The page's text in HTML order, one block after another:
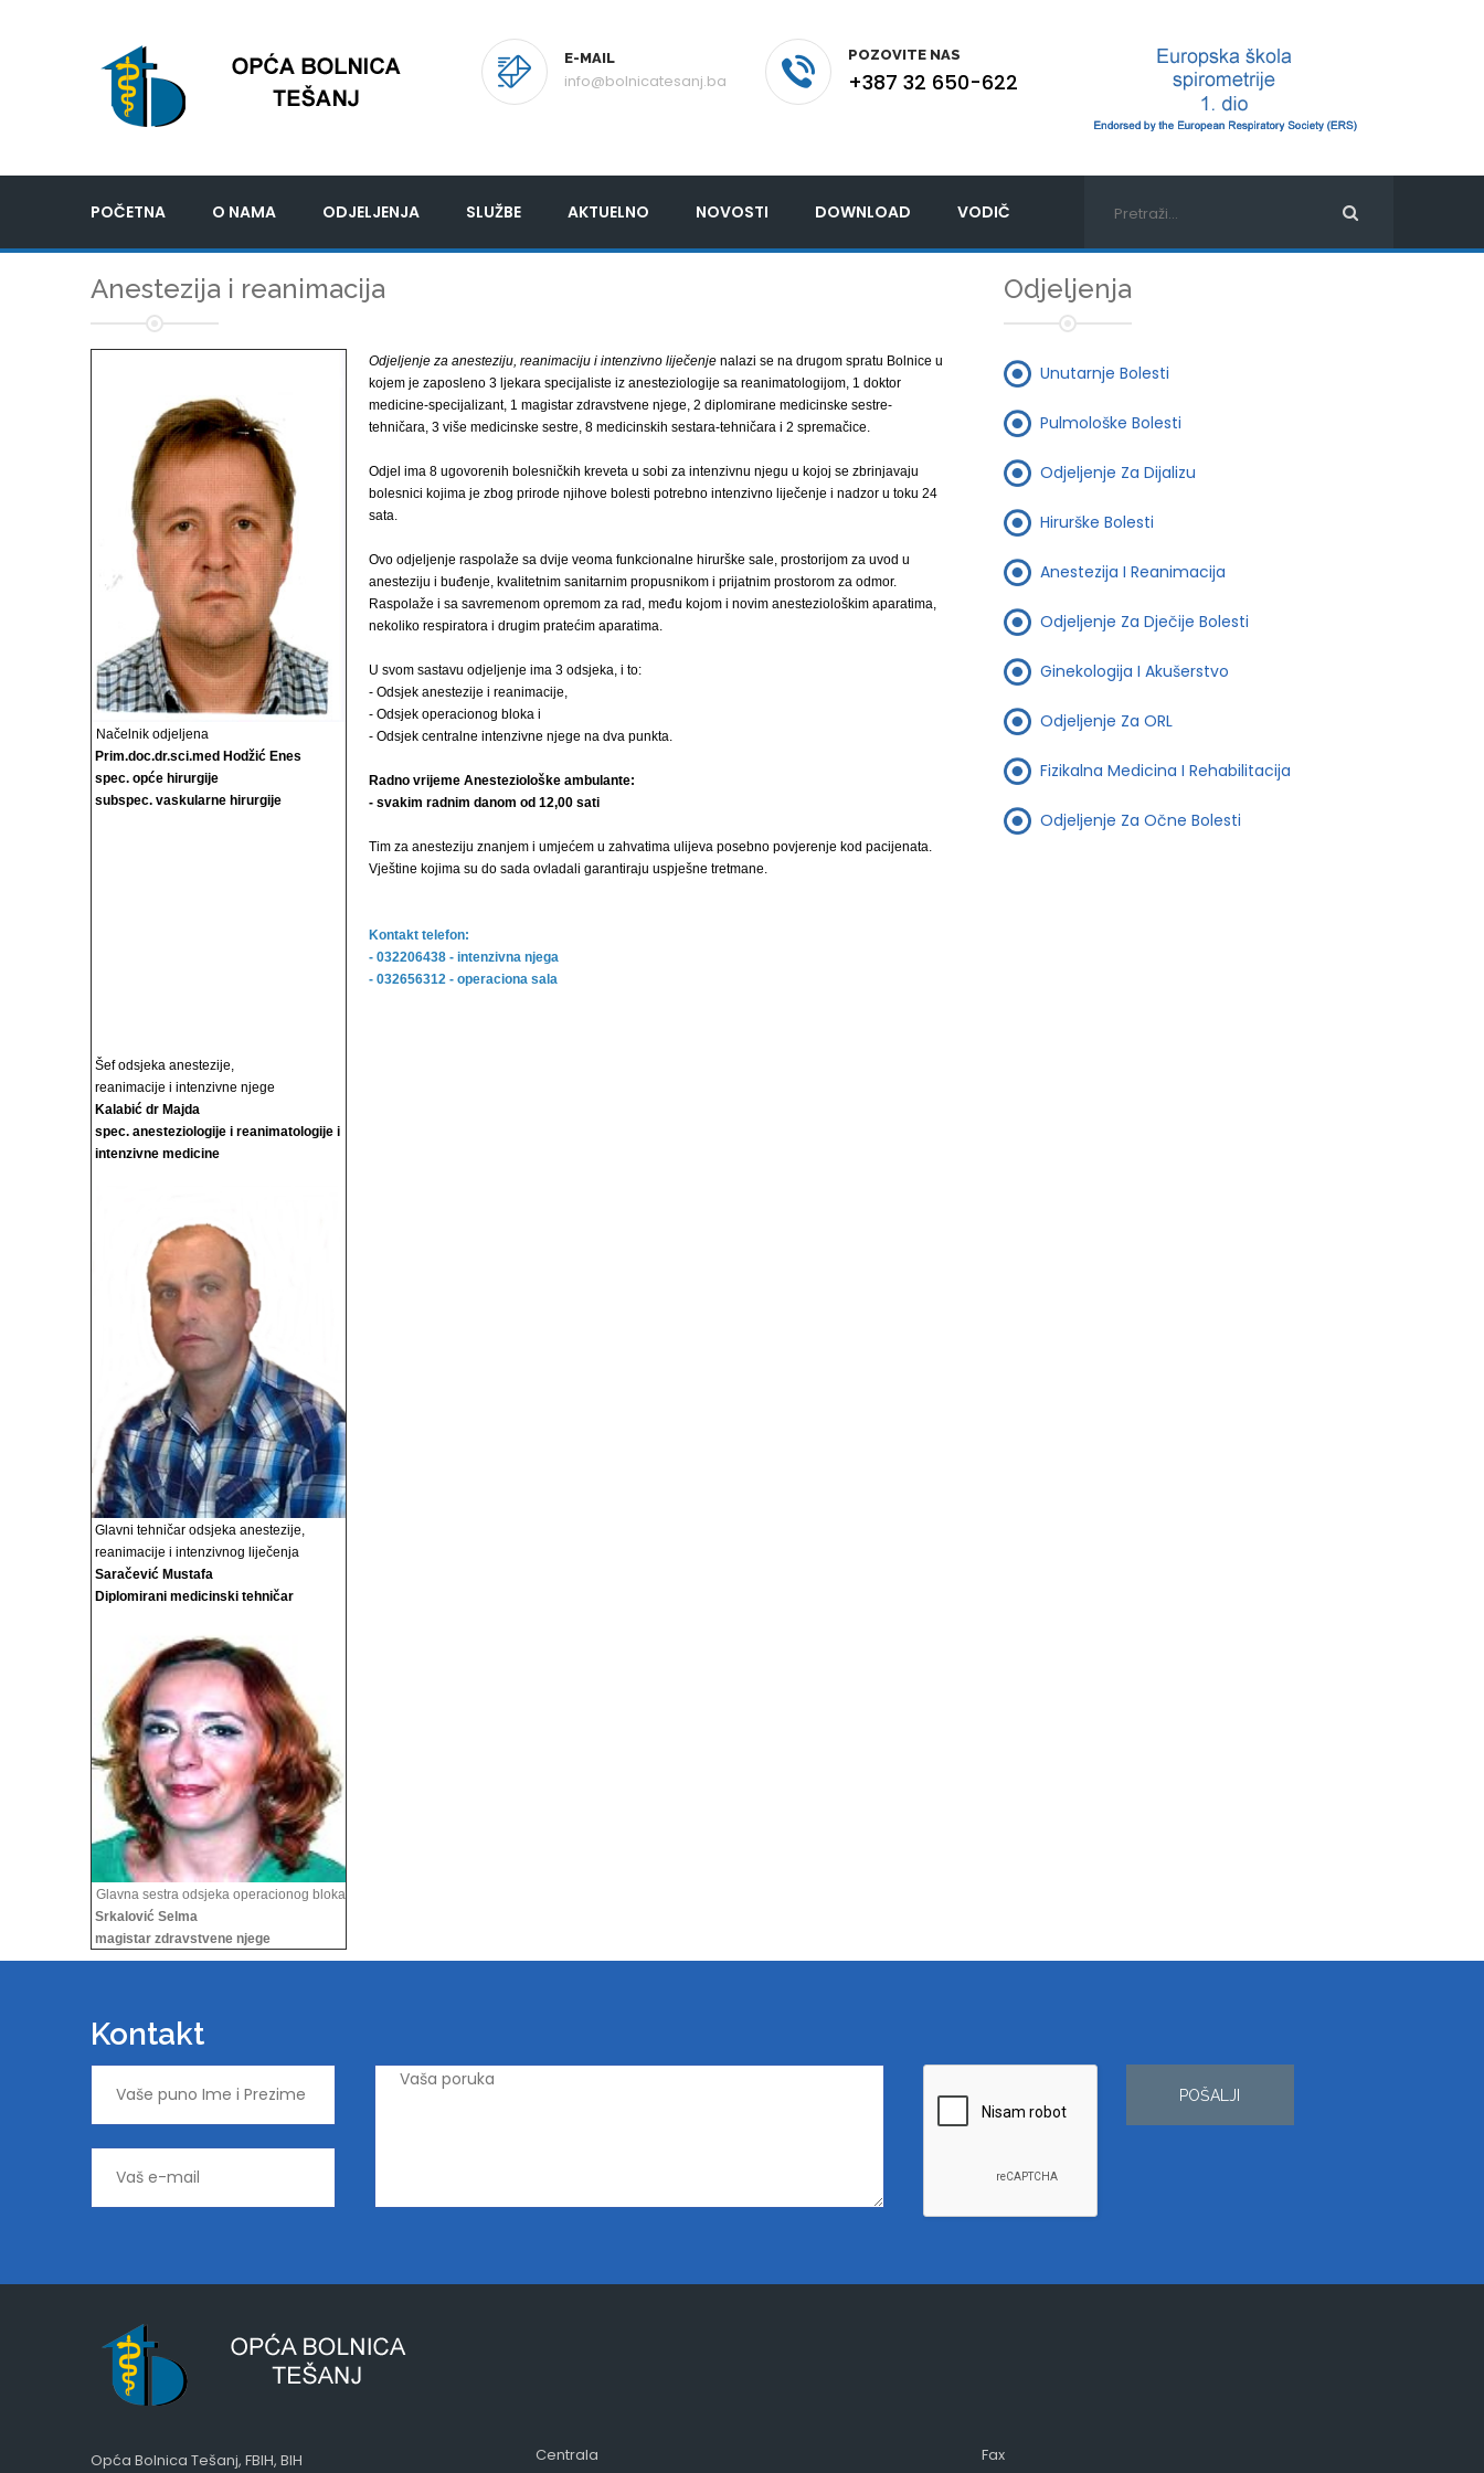
E-MAIL
info@bolnicatesanj.ba
POZOVITE NAS
+387 32 650-622
POČETNA O NAMA ODJELJENJA SLUŽBE AKTUELNO NOVOSTI DOWNLOAD VODIČ
Anestezija i reanimacija
Načelnik odjeljena
Prim.doc.dr.sci.med Hodžić Enes
spec. opće hirurgije
subspec. vaskularne hirurgije
Šef odsjeka anestezije,
reanimacije i intenzivne njege
Kalabić dr Majda
spec. anesteziologije i reanimatologije i
intenzivne medicine
Glavni tehničar odsjeka anestezije,
reanimacije i intenzivnog liječenja
Saračević Mustafa
Diplomirani medicinski tehničar
Glavna sestra odsjeka operacionog bloka
Srkalović Selma
magistar zdravstvene njege
Odjeljenje za anesteziju, reanimaciju i intenzivno liječenje nalazi se na drugom spratu Bolnice u
kojem je zaposleno 3 ljekara specijaliste iz anesteziologije sa reanimatologijom, 1 doktor
medicine-specijalizant, 1 magistar zdravstvene njege, 2 diplomirane medicinske sestre-
tehničara, 3 više medicinske sestre, 8 medicinskih sestara-tehničara i 2 spremačice.
Odjel ima 8 ugovorenih bolesničkih kreveta u sobi za intenzivnu njegu u kojoj se zbrinjavaju
bolesnici kojima je zbog prirode njihove bolesti potrebno intenzivno liječenje i nadzor u toku 24
sata.
Ovo odjeljenje raspolaže sa dvije veoma funkcionalne hirurške sale, prostorijom za uvod u
anesteziju i buđenje, kvalitetnim sanitarnim propusnikom i prijatnim prostorom za odmor.
Raspolaže i sa savremenom opremom za rad, među kojom i novim anesteziološkim aparatima,
nekoliko respiratora i drugim pratećim aparatima.
U svom sastavu odjeljenje ima 3 odsjeka, i to:
- Odsjek anestezije i reanimacije,
- Odsjek operacionog bloka i
- Odsjek centralne intenzivne njege na dva punkta.
Radno vrijeme Anesteziološke ambulante:
- svakim radnim danom od 12,00 sati
Tim za anesteziju znanjem i umjećem u zahvatima ulijeva posebno povjerenje kod pacijenata.
Vještine kojima su do sada ovladali garantiraju uspješne tretmane.
Kontakt telefon:
- 032206438 - intenzivna njega
- 032656312 - operaciona sala
Odjeljenja
Unutarnje Bolesti
Pulmološke Bolesti
Odjeljenje Za Dijalizu
Hirurške Bolesti
Anestezija I Reanimacija
Odjeljenje Za Dječije Bolesti
Ginekologija I Akušerstvo
Odjeljenje Za ORL
Fizikalna Medicina I Rehabilitacija
Odjeljenje Za Očne Bolesti
Kontakt
POŠALJI
Opća Bolnica Tešanj, FBIH, BIH Centrala Fax